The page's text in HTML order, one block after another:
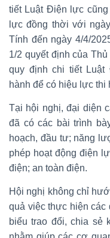
tiết Luật Điện lực
lực đồng thời với
Tính đến ngày 4/4/
1/2 quyết định của
quy định chi tiết
hành để có hiệu lực thi
Tại hội nghị, đại diện
đã có các bài trình
hoạch, đầu tư; năng
phép hoạt động điện
điện; an toàn điện.
Hội nghị không chỉ
quả việc thực hiện các
biểu trao đổi, chia sẻ